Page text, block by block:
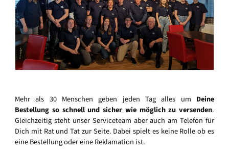
Mehr als 30 Menschen geben jeden Tag alles um Deine
Bestellung so schnell und sicher wie möglich zu versenden.
Gleichzeitig steht unser Serviceteam aber auch am Telefon für
Dich mit Rat und Tat zur Seite. Dabei spielt es keine Rolle ob es
eine Bestellung oder eine Reklamation ist.